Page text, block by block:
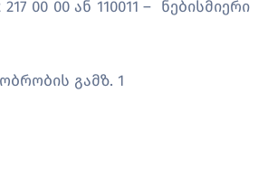
00 00 ან 110011 – ნებისმიერი
გამზ. 1